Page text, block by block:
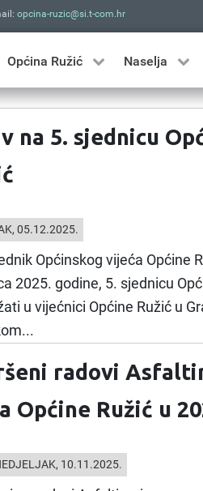
opcina-ruzic@si.t-com.hr
Općina Ružić Naselja
na 5. sjednicu
05.12.2025.
Općinskog vijeća Općine
2025. godine, 5. sjednicu
u vijećnici Općine Ružić u
radovi
Općine Ružić u
10.11.2025.